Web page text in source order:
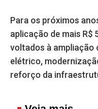
Para os próximos
aplicação de mais R$
voltados à ampliação
elétrico,
reforço da